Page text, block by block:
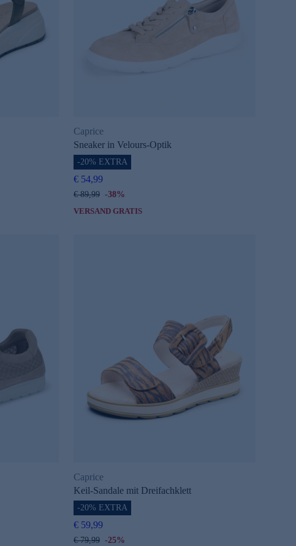
Caprice
Sneaker in Velours-Optik
-20% EXTRA
€ 54,99
€ 89,99 -38%
VERSAND GRATIS
Caprice
Keil-Sandale mit Dreifachklett
-20% EXTRA
€ 59,99
€ 79,99 -25%